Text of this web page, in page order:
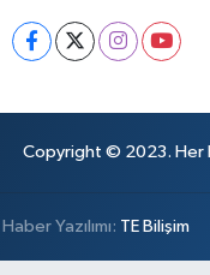
Copyright © 2023. Her
Haber Yazılımı: TE Bilişim